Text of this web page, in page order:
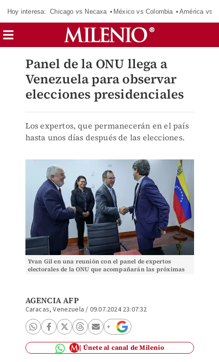
Hoy interesa: Chicago vs Necaxa México vs Colombia América vs
Panel de la ONU llega a
Venezuela para observar
elecciones presidenciales
Los expertos, que permanecerán en el país
hasta unos días después de las elecciones.
Yvan Gil en una reunión con el panel de expertos
electorales de la ONU que acompañarán las próximas
AGENCIA AFP
Caracas, Venezuela / 09.07.2024 23:07:32
Únete al canal de Milenio